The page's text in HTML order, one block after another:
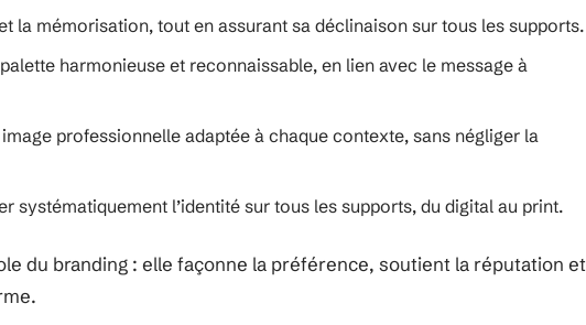
la mémorisation, tout en assurant sa déclinaison sur tous les supports.
harmonieuse et reconnaissable, en lien avec le message à
professionnelle adaptée à chaque contexte, sans négliger la
systématiquement l’identité sur tous les supports, du digital au print.
du branding : elle façonne la préférence, soutient la réputation et